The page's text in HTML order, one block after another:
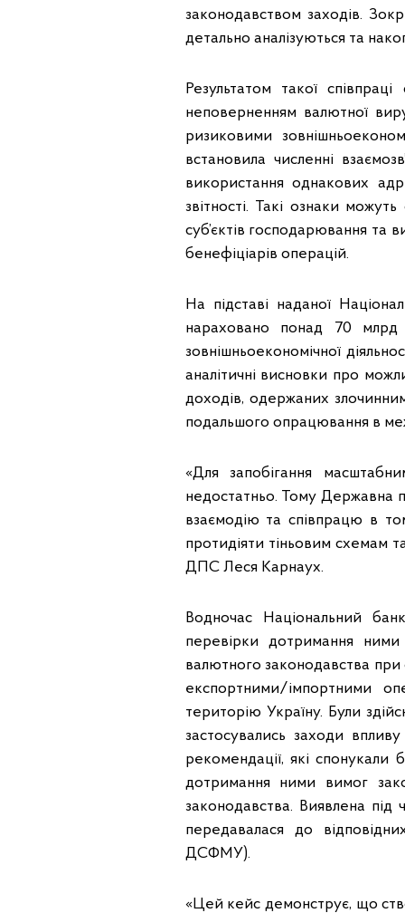
законодавством заходів.
детально аналізуються та
Результатом такої
неповерненням валютної
ризиковими
встановила численні
використання однакових
звітності. Такі ознаки
суб’єктів господарювання та
бенефіціарів операцій.
На підставі наданої
нараховано понад 70 млрд
зовнішньоекономічної
аналітичні висновки про
доходів, одержаних
подальшого опрацювання в
«Для запобігання
недостатньо. Тому Державна
взаємодію та співпрацю в
протидіяти тіньовим схемам
ДПС Леся Карнаух.
Водночас Національний
перевірки дотримання
валютного законодавства при
експортними/імпортними
територію Україну. Були
застосувались заходи
рекомендації, які спонукали
дотримання ними вимог
законодавства. Виявлена під
передавалася до
ДСФМУ).
«Цей кейс демонструє, що